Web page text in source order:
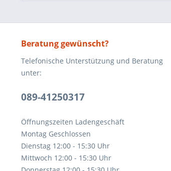
Beratung gewünscht?
Telefonische Unterstützung und Beratung
unter:
089-41250317
Öffnungszeiten Ladengeschäft
Montag Geschlossen
Dienstag 12:00 - 15:30 Uhr
Mittwoch 12:00 - 15:30 Uhr